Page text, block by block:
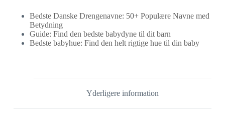
Bedste Danske Drengenavne: 50+ Populære Navne med
Betydning
Guide: Find den bedste babydyne til dit barn
Bedste babyhue: Find den helt rigtige hue til din baby
Yderligere information